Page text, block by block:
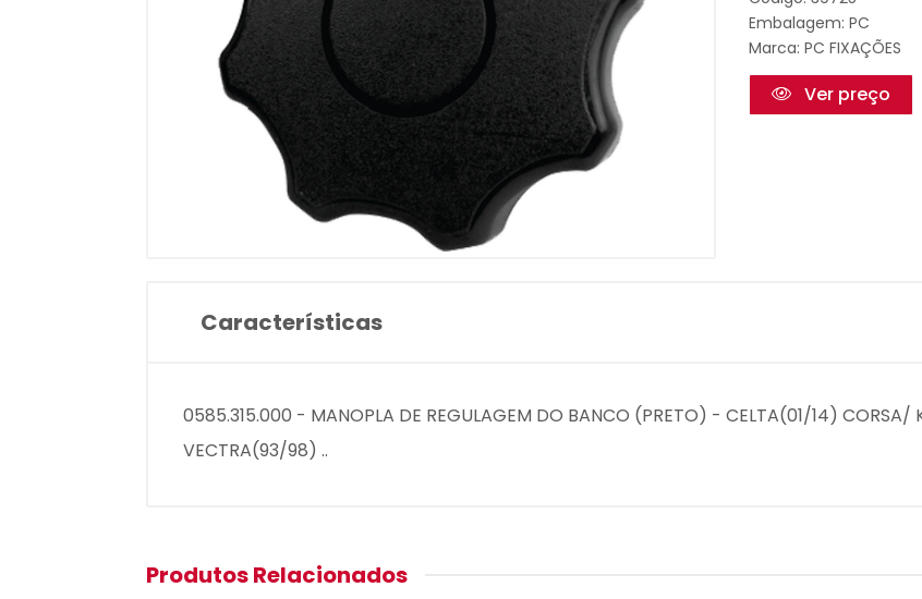
Embalagem: PC
Marca: PC FIXAÇÕES
Ver preço
Características
0585.315.000 - MANOPLA DE REGULAGEM DO BANCO (PRETO) - CELTA(01/14)
VECTRA(93/98) ..
Produtos Relacionados